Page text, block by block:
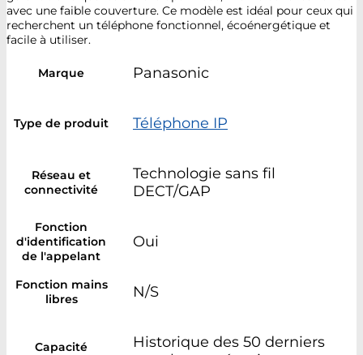
avec une faible couverture. Ce modèle est idéal pour ceux qui
recherchent un téléphone fonctionnel, écoénergétique et
facile à utiliser.
Marque Panasonic
Type de produit Téléphone IP
Réseau et
connectivité
Technologie sans fil
DECT/GAP
Fonction
d'identification
de l'appelant
Oui
Fonction mains
libres
N/S
Capacité
Historique des 50 derniers